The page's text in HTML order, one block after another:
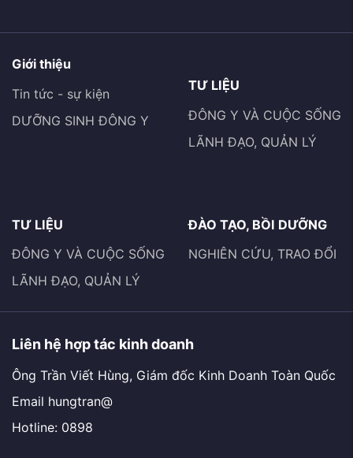
Giới thiệu
Tin tức - sự kiện
DƯỠNG SINH ĐÔNG Y
TƯ LIỆU
ĐÔNG Y VÀ CUỘC SỐNG
LÃNH ĐẠO, QUẢN LÝ
TƯ LIỆU
ĐÔNG Y VÀ CUỘC SỐNG
LÃNH ĐẠO, QUẢN LÝ
ĐÀO TẠO, BỒI DƯỠNG
NGHIÊN CỨU, TRAO ĐỔI
Liên hệ hợp tác kinh doanh
Ông Trần Viết Hùng, Giám đốc Kinh Doanh Toàn Quốc
Email hungtran@
Hotline: 0898